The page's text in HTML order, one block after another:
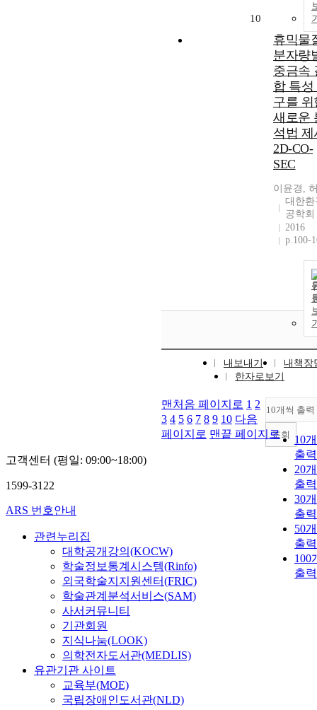
10
휴믹물
분자량
중금속
합 특성
구를 위
새로운
석법 제
2D-CO-
SEC
이윤경,
대한환
공학회
2016
p.100-
내보내기
내책장
한자로보기
10개씩 출력
10
출력
20
출력
30
출력
50
출력
100
출력
조회
맨처음 페이지로 1 2
3 4 5 6 7 8 9 10 다음
페이지로 맨끝 페이지로
고객센터 (평일: 09:00~18:00)
1599-3122
ARS 번호안내
관련누리집
대학공개강의(KOCW)
학술정보통계시스템(Rinfo)
외국학술지지원센터(FRIC)
학술관계분석서비스(SAM)
사서커뮤니티
기관회원
지식나눔(LOOK)
의학전자도서관(MEDLIS)
유관기관 사이트
교육부(MOE)
국립장애인도서관(NLD)